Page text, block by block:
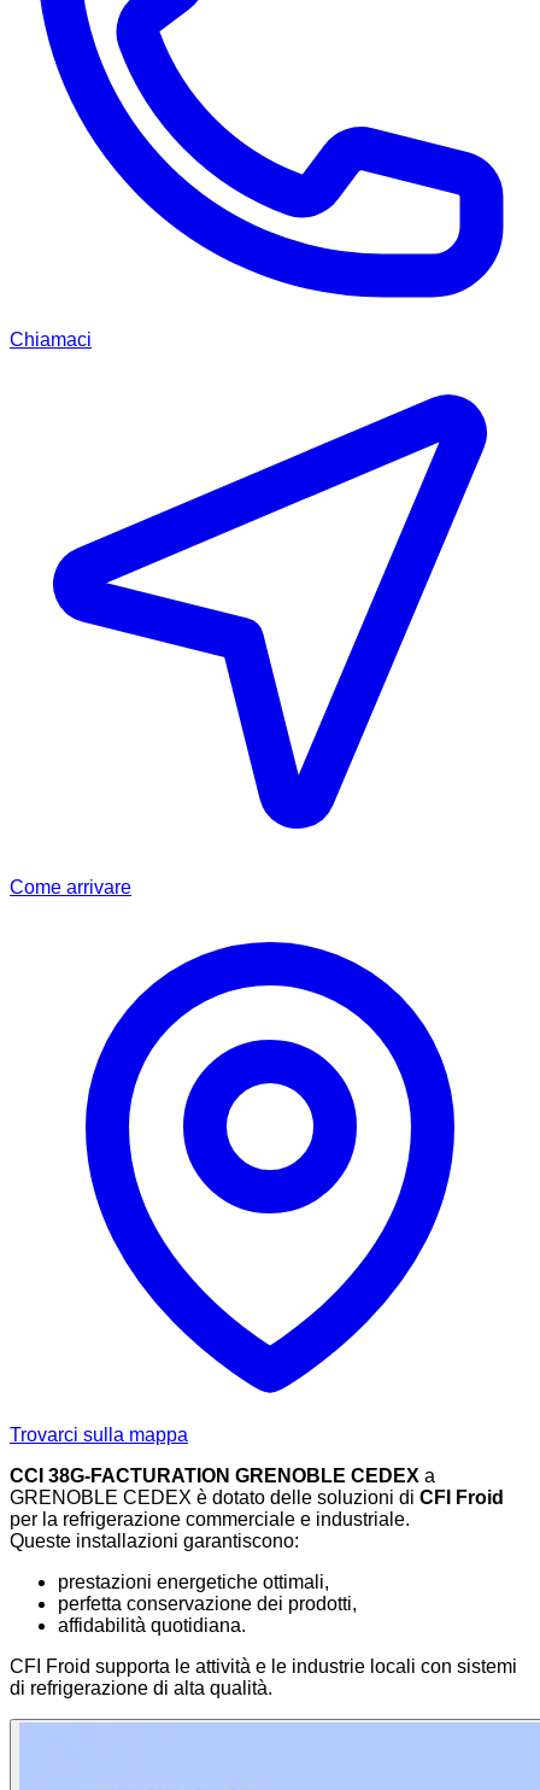
Chiamaci
Come arrivare
Trovarci sulla mappa
CCI 38G-FACTURATION GRENOBLE CEDEX a
GRENOBLE CEDEX è dotato delle soluzioni di CFI Froid
per la refrigerazione commerciale e industriale.
Queste installazioni garantiscono:
prestazioni energetiche ottimali,
perfetta conservazione dei prodotti,
affidabilità quotidiana.
CFI Froid supporta le attività e le industrie locali con sistemi
di refrigerazione di alta qualità.